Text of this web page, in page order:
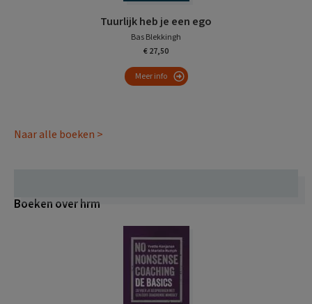
Tuurlijk heb je een ego
Bas Blekkingh
€ 27,50
Meer info
Naar alle boeken >
Boeken over hrm